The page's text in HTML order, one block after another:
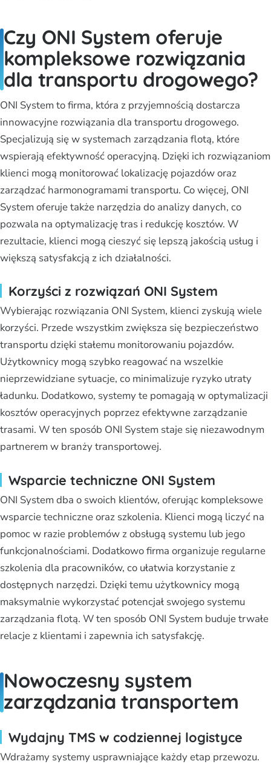
Czy ONI System oferuje
kompleksowe rozwiązania
dla transportu drogowego?
ONI System to firma, która z przyjemnością dostarcza
innowacyjne rozwiązania dla transportu drogowego.
Specjalizują się w systemach zarządzania flotą, które
wspierają efektywność operacyjną. Dzięki ich rozwiązaniom
klienci mogą monitorować lokalizację pojazdów oraz
zarządzać harmonogramami transportu. Co więcej, ONI
System oferuje także narzędzia do analizy danych, co
pozwala na optymalizację tras i redukcję kosztów. W
rezultacie, klienci mogą cieszyć się lepszą jakością usług i
większą satysfakcją z ich działalności.
Korzyści z rozwiązań ONI System
Wybierając rozwiązania ONI System, klienci zyskują wiele
korzyści. Przede wszystkim zwiększa się bezpieczeństwo
transportu dzięki stałemu monitorowaniu pojazdów.
Użytkownicy mogą szybko reagować na wszelkie
nieprzewidziane sytuacje, co minimalizuje ryzyko utraty
ładunku. Dodatkowo, systemy te pomagają w optymalizacji
kosztów operacyjnych poprzez efektywne zarządzanie
trasami. W ten sposób ONI System staje się niezawodnym
partnerem w branży transportowej.
Wsparcie techniczne ONI System
ONI System dba o swoich klientów, oferując kompleksowe
wsparcie techniczne oraz szkolenia. Klienci mogą liczyć na
pomoc w razie problemów z obsługą systemu lub jego
funkcjonalnościami. Dodatkowo firma organizuje regularne
szkolenia dla pracowników, co ułatwia korzystanie z
dostępnych narzędzi. Dzięki temu użytkownicy mogą
maksymalnie wykorzystać potencjał swojego systemu
zarządzania flotą. W ten sposób ONI System buduje trwałe
relacje z klientami i zapewnia ich satysfakcję.
Nowoczesny system
zarządzania transportem
Wydajny TMS w codziennej logistyce
Wdrażamy systemy usprawniające każdy etap przewozu.